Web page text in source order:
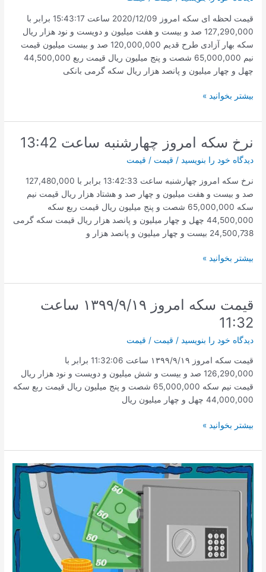
قیمت لحظه ای سکه امروز 2020/12/09 ساعت 15:43:17 برابر با
127,290,000 صد و بیست و هفت میلیون و دویست و نود هزار ریال
سکه بهار آزادی طرح قدیم 120,000,000 صد و بیست میلیون قیمت
نیم 65,000,000 شصت و پنج میلیون ریال قیمت ربع 44,500,000
چهل و چهار میلیون و پانصد هزار ریال سکه گرمی بانکی
قیمت
امروز
ساعت
15:43
بیشتر بخوانید »
نرخ سکه امروز چهارشنبه ساعت 13:42
دیدگاه‌ خود را بنویسید / قیمت / قیمت
نرخ سکه امروز چهارشنبه ساعت 13:42:33 برابر با 127,480,000
صد و بیست و هفت میلیون و چهار صد و هشتاد هزار ریال قیمت نیم
سکه 65,000,000 شصت و پنج میلیون ریال قیمت ربع سکه
44,500,000 چهل و چهار میلیون و پانصد هزار ریال قیمت سکه گرمی
24,500,738 بیست و چهار میلیون و پانصد هزار و
نرخ
امروز
ساعت
13:42
بیشتر بخوانید »
قیمت سکه امروز ۱۳۹۹/۹/۱۹ ساعت
11:32
دیدگاه‌ خود را بنویسید / قیمت / قیمت
قیمت سکه امروز ۱۳۹۹/۹/۱۹ ساعت 11:32:06 برابر با
126,290,000 صد و بیست و شش میلیون و دویست و نود هزار ریال
قیمت نیم سکه 65,000,000 شصت و پنج میلیون ریال قیمت ربع سکه
44,000,000 چهل و چهار میلیون ریال
قیمت
امروز
۱۳۹۹/۹/۱۹
ساعت
11:32
بیشتر بخوانید »